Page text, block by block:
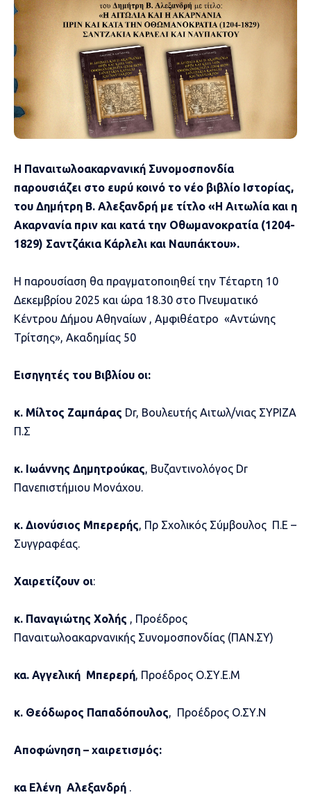
Η Παναιτωλοακαρνανική Συνομοσπονδία
παρουσιάζει στο ευρύ κοινό το νέο βιβλίο Ιστορίας,
του Δημήτρη Β. Αλεξανδρή με τίτλο «Η Αιτωλία και η
Ακαρνανία πριν και κατά την Οθωμανοκρατία (1204-
1829) Σαντζάκια Κάρλελι και Ναυπάκτου».
Η παρουσίαση θα πραγματοποιηθεί την Τέταρτη 10
Δεκεμβρίου 2025 και ώρα 18.30 στο Πνευματικό
Κέντρου Δήμου Αθηναίων , Αμφιθέατρο «Αντώνης
Τρίτσης», Ακαδημίας 50
Εισηγητές του Βιβλίου οι:
κ. Μίλτος Ζαμπάρας Dr, Βουλευτής Αιτωλ/νιας ΣΥΡΙΖΑ
Π.Σ
κ. Ιωάννης Δημητρούκας, Βυζαντινολόγος Dr
Πανεπιστήμιου Μονάχου.
κ. Διονύσιος Μπερερής, Πρ Σχολικός Σύμβουλος Π.Ε –
Συγγραφέας.
Χαιρετίζουν οι:
κ. Παναγιώτης Χολής , Προέδρος
Παναιτωλοακαρνανικής Συνομοσπονδίας (ΠΑΝ.ΣΥ)
κα. Αγγελική Μπερερή, Προέδρος Ο.ΣΥ.Ε.Μ
κ. Θεόδωρος Παπαδόπουλος, Προέδρος Ο.ΣΥ.Ν
Αποφώνηση – χαιρετισμός:
κα Ελένη Αλεξανδρή .